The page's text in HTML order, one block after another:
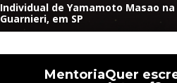
Individual de Yamamoto Masao
Guarnieri, em SP
MentoriaQuer